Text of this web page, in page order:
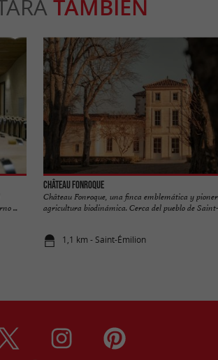
TAMBIÉN
...
Château Fonroque
Château Fonroque, una finca emblemática y
agricultura biodinámica. Cerca del pueblo de
1,1 km - Saint-Émilion